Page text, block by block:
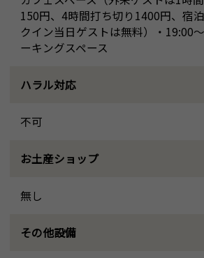
150円、4時間打ち切り1400円、宿
クイン当日ゲストは無料）・19:00
ーキングスペース
ハラル対応
不可
お土産ショップ
無し
その他設備